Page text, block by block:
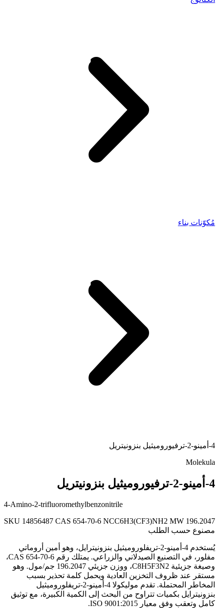
مُكوّنات بناء
4-أمينو-2-ترفيوروميثيل بنزونيتريل
Molekula
4-أمينو-2-ترفيوروميثيل بنزونيتريل
4-Amino-2-trifluoromethylbenzonitrile
SKU 14856487 CAS 654-70-6 NCC6H3(CF3)NH2 MW 196.2047
مصنوع حسب الطلب
يُستخدم 4-أمينو-2-تريفلوروميثيل بنزونيترايل، وهو أمين أروماتي
مفلور، في التصنيع الصيدلاني والزراعي. يمتلك رقم CAS 654-70-6،
وصيغة جزيئية C8H5F3N2، ووزن جزيئي 196.2047 جم/مول. وهو
مستقر عند ظروف التخزين العادية ويحمل كلمة تحذير بسبب
المخاطر المحتملة. تقدم موليكولا 4-أمينو-2-تريفلوروميثيل
بنزونيترايل بكميات تتراوح من البحث إلى الكمية الكبيرة، مع توثيق
كامل وتعقب وفق معيار ISO 9001:2015.